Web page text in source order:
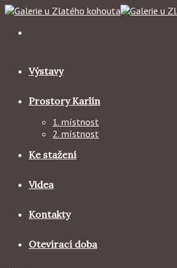
Skip
content
Výstavy
Prostory Karlín
1. místnost
2. místnost
Ke stažení
Videa
Kontakty
Otevírací doba